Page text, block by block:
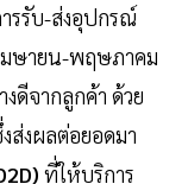
รรับ-ส่งอุปกรณ์
มษายน-พฤษภาคม
ดีจากลูกค้า ด้วย
ส่งผลต่อยอดมา
ที่ให้บริการ